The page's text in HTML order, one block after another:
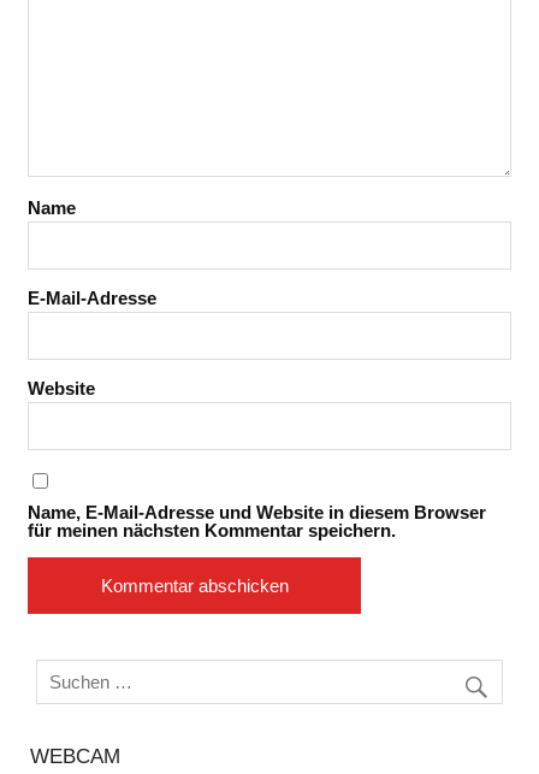
Name
E-Mail-Adresse
Website
Name, E-Mail-Adresse und Website in diesem Browser
für meinen nächsten Kommentar speichern.
WEBCAM